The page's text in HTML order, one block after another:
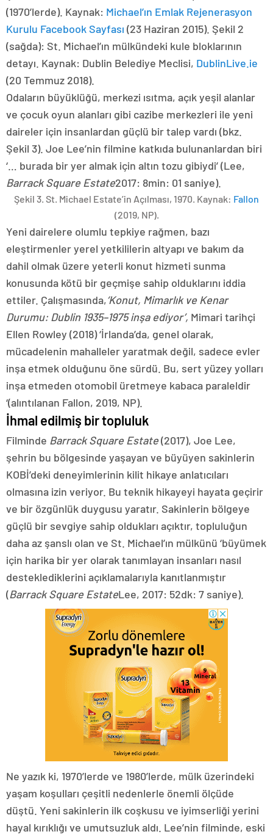
(1970’lerde). Kaynak: Michael’ın Emlak Rejenerasyon
Kurulu Facebook Sayfası (23 Haziran 2015). Şekil 2
(sağda): St. Michael’ın mülkündeki kule bloklarının
detayı. Kaynak: Dublin Belediye Meclisi, DublinLive.ie
(20 Temmuz 2018).
Odaların büyüklüğü, merkezi ısıtma, açık yeşil alanlar
ve çocuk oyun alanları gibi cazibe merkezleri ile yeni
daireler için insanlardan güçlü bir talep vardı (bkz.
Şekil 3). Joe Lee’nin filmine katkıda bulunanlardan biri
‘… burada bir yer almak için altın tozu gibiydi’ (Lee,
Barrack Square Estate2017: 8min: 01 saniye).
Şekil 3. St. Michael Estate’in Açılması, 1970. Kaynak: Fallon
(2019, NP).
Yeni dairelere olumlu tepkiye rağmen, bazı
eleştirmenler yerel yetkililerin altyapı ve bakım da
dahil olmak üzere yeterli konut hizmeti sunma
konusunda kötü bir geçmişe sahip olduklarını iddia
ettiler. Çalışmasında,‘Konut, Mimarlık ve Kenar
Durumu: Dublin 1935–1975 inşa ediyor’, Mimari tarihçi
Ellen Rowley (2018) ‘İrlanda’da, genel olarak,
mücadelenin mahalleler yaratmak değil, sadece evler
inşa etmek olduğunu öne sürdü. Bu, sert yüzey yolları
inşa etmeden otomobil üretmeye kabaca paraleldir
‘(alıntılanan Fallon, 2019, NP).
İhmal edilmiş bir topluluk
Filminde Barrack Square Estate(2017), Joe Lee,
şehrin bu bölgesinde yaşayan ve büyüyen sakinlerin
KOBİ’deki deneyimlerinin kilit hikaye anlatıcıları
olmasına izin veriyor. Bu teknik hikayeyi hayata geçirir
ve bir özgünlük duygusu yaratır. Sakinlerin bölgeye
güçlü bir sevgiye sahip oldukları açıktır, topluluğun
daha az şanslı olan ve St. Michael’ın mülkünü ‘büyümek
için harika bir yer olarak tanımlayan insanları nasıl
desteklediklerini açıklamalarıyla kanıtlanmıştır
(Barrack Square EstateLee, 2017: 52dk: 7 saniye).
Ne yazık ki, 1970’lerde ve 1980’lerde, mülk üzerindeki
yaşam koşulları çeşitli nedenlerle önemli ölçüde
düştü. Yeni sakinlerin ilk coşkusu ve iyimserliği yerini
hayal kırıklığı ve umutsuzluk aldı. Lee’nin filminde, eski